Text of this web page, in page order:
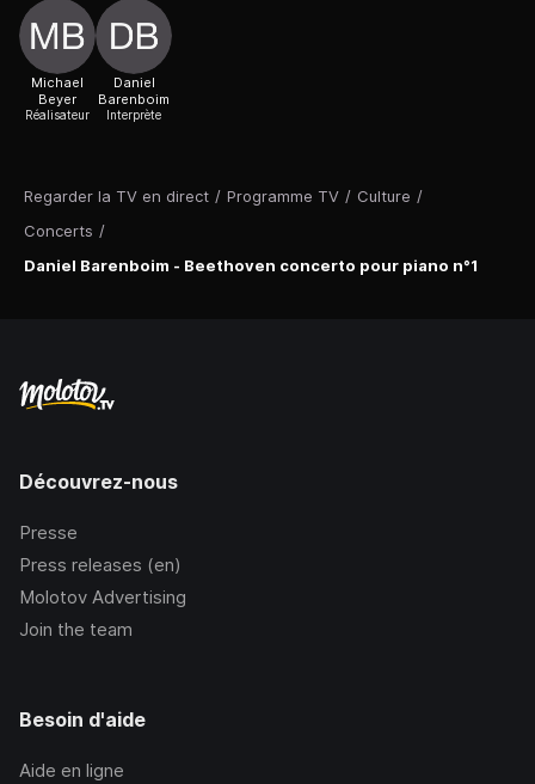
Regarder la TV en direct / Programme TV / Culture /
Concerts /
Daniel Barenboim - Beethoven concerto pour piano n°1
Michael
Beyer
Réalisateur
Daniel
Barenboim
Interprète
Découvrez-nous
Presse
Press releases (en)
Molotov Advertising
Join the team
Besoin d'aide
Aide en ligne